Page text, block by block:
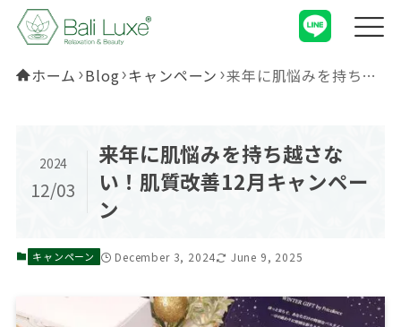
ホーム Blog キャンペーン 来年に肌悩みを持ち越さない！肌質改善12月キャンペーン
来年に肌悩みを持ち越さな
い！肌質改善12月キャンペー
ン
2024
12/03
キャンペーン December 3, 2024 June 9, 2025